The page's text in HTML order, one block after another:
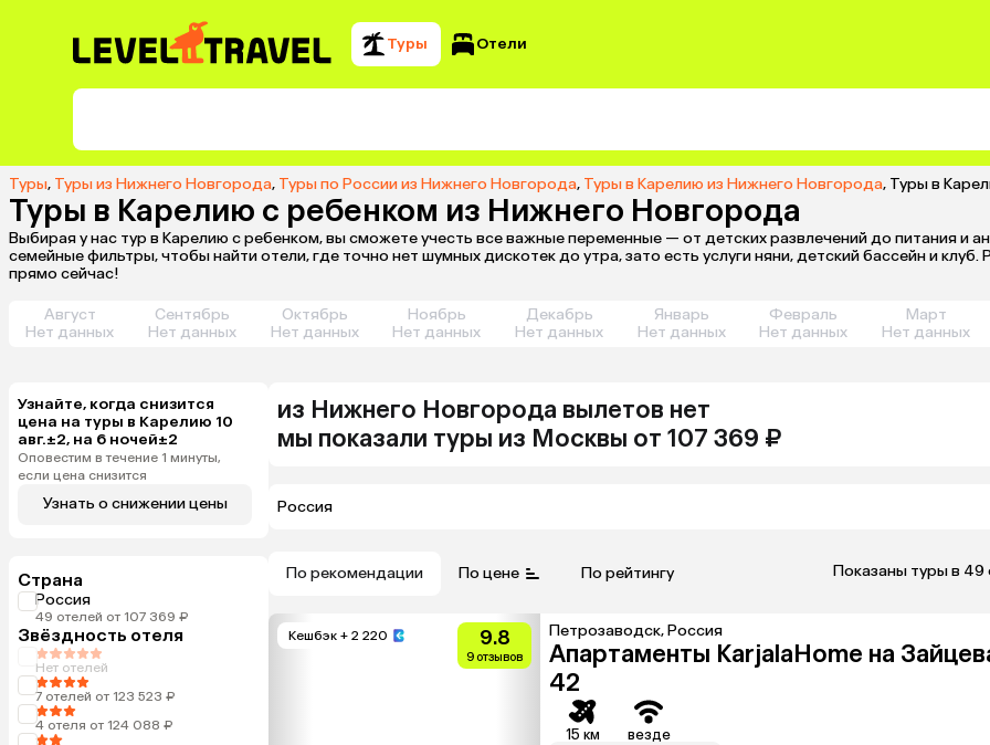
Туры Отели
Туры, Туры из Нижнего Новгорода, Туры по России из Нижнего Новгорода, Туры в Карелию из Нижнего Новгорода, Туры в
Туры в Карелию с ребенком из Нижнего Новгорода
Выбирая у нас тур в Карелию с ребенком, вы сможете учесть все важные переменные — от детских развлечений до питания и
семейные фильтры, чтобы найти отели, где точно нет шумных дискотек до утра, зато есть услуги няни, детский бассейн и
прямо сейчас!
Август
Нет данных
Сентябрь
Нет данных
Октябрь
Нет данных
Ноябрь
Нет данных
Декабрь
Нет данных
Январь
Нет данных
Февраль
Нет данных
Март
Нет данных
Узнайте, когда снизится
цена на туры в Карелию 10
авг.±2, на 6 ночей±2
Оповестим в течение 1 минуты,
если цена снизится
Узнать о снижении цены
Страна
Россия
49 отелей от 107 369 ₽
Звёздность отеля
Нет отелей
7 отелей от 123 523 ₽
4 отеля от 124 088 ₽
из Нижнего Новгорода вылетов нет
мы показали туры из Москвы от 107 369 ₽
Россия
По рекомендации По цене По рейтингу Показаны туры в 49
Кешбэк + 2 220 9.8
9 отзывов
Петрозаводск, Россия
Апартаменты KarjalaHome на
42
15 км везде